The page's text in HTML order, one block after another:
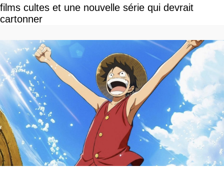
films cultes et une nouvelle série qui devrait
cartonner